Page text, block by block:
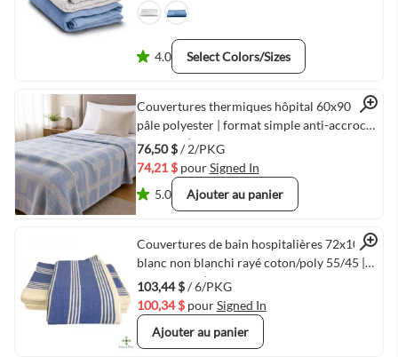
4.0 Select Colors/Sizes
Quick View
Couvertures thermiques hôpital 60x90 bleu
pâle polyester | format simple anti-accroc
paquet 2 | Gold+Cross par Linen Plus™
76,50 $/ 2/PKG
74,21 $ pourSigned In
5.0
Ajouter au panier
Quick View
Couvertures de bain hospitalières 72x100
blanc non blanchi rayé coton/poly 55/45 |
paquet de 6 | Gold + Cross par Linen Plus™
103,44 $/ 6/PKG
100,34 $ pourSigned In
Ajouter au panier